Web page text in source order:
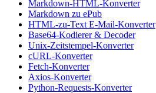
Markdown-HTML-Konverter
Markdown zu ePub
HTML-zu-Text E-Mail-Konverter
Base64-Kodierer & Decoder
Unix-Zeitstempel-Konverter
cURL-Konverter
Fetch-Konverter
Axios-Konverter
Python-Requests-Konverter